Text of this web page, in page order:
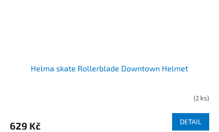
Helma skate Rollerblade Downtown Helmet
(2 ks)
629 Kč DETAIL